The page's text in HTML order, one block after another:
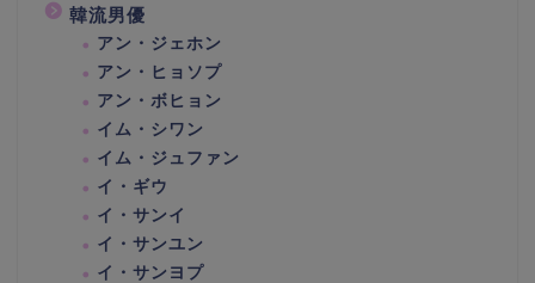
韓流男優
アン・ジェホン
アン・ヒョソプ
アン・ボヒョン
イム・シワン
イム・ジュファン
イ・ギウ
イ・サンイ
イ・サンユン
イ・サンヨプ